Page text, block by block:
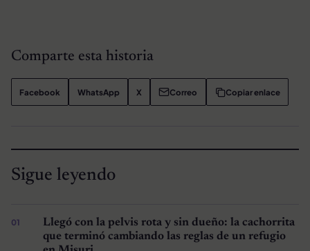
Comparte esta historia
Facebook WhatsApp X Correo Copiar enlace
Sigue leyendo
Llegó con la pelvis rota y sin dueño: la cachorrita
que terminó cambiando las reglas de un refugio